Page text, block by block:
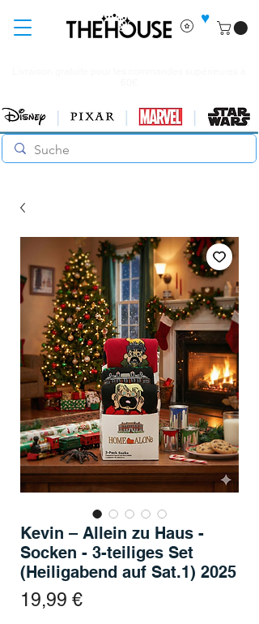
♥
Kevin – Allein zu Haus -
Socken - 3-teiliges Set
(Heiligabend auf Sat.1) 2025
19,99 €Prix